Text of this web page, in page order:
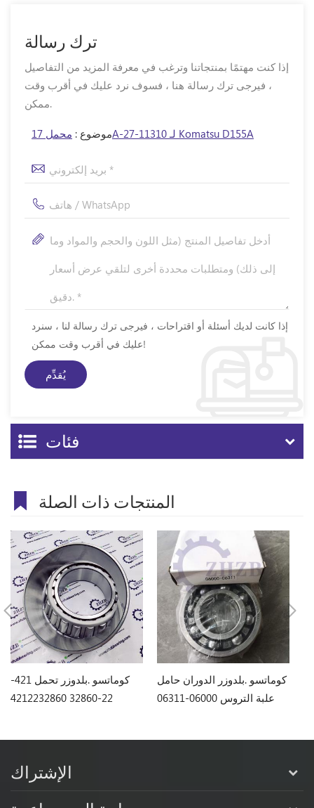
ترك رسالة
إذا كنت مهتمًا بمنتجاتنا وترغب في معرفة المزيد من التفاصيل
، فيرجى ترك رسالة هنا ، فسوف نرد عليك في أقرب وقت
ممكن.
موضوع : محمل 17A-27-11310 لـ Komatsu D155A
إذا كانت لديك أسئلة أو اقتراحات ، فيرجى ترك رسالة لنا ، سنرد
عليك في أقرب وقت ممكن!
فئات
المنتجات ذات الصلة
كوماتسو .بلدوزر تحمل 421-
22-32860 4212232860
كوماتسو .بلدوزر الدوران حامل
علبة التروس 06000-06311
الإشتراك